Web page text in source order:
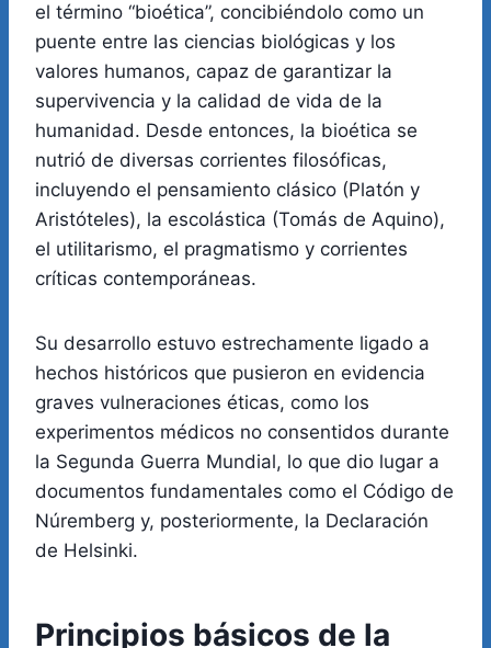
el término “bioética”, concibiéndolo como un
puente entre las ciencias biológicas y los
valores humanos, capaz de garantizar la
supervivencia y la calidad de vida de la
humanidad. Desde entonces, la bioética se
nutrió de diversas corrientes filosóficas,
incluyendo el pensamiento clásico (Platón y
Aristóteles), la escolástica (Tomás de Aquino),
el utilitarismo, el pragmatismo y corrientes
críticas contemporáneas.
Su desarrollo estuvo estrechamente ligado a
hechos históricos que pusieron en evidencia
graves vulneraciones éticas, como los
experimentos médicos no consentidos durante
la Segunda Guerra Mundial, lo que dio lugar a
documentos fundamentales como el Código de
Núremberg y, posteriormente, la Declaración
de Helsinki.
Principios básicos de la